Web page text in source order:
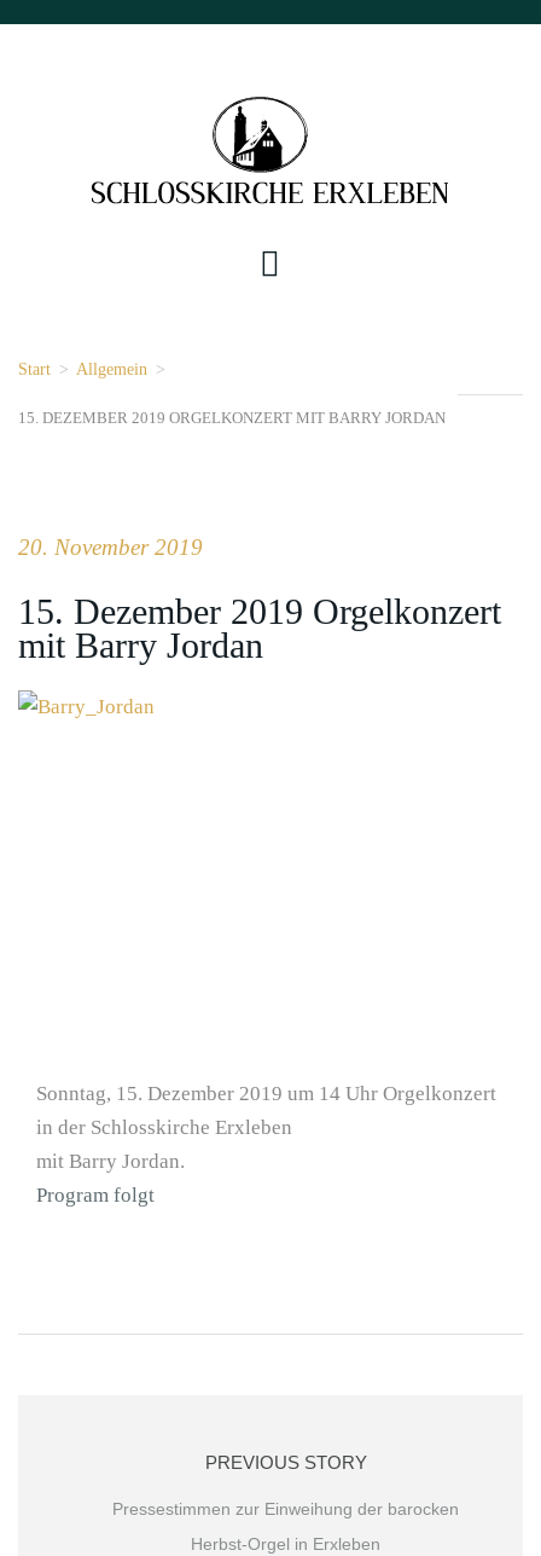
Start > Allgemein >
15. DEZEMBER 2019 ORGELKONZERT MIT BARRY JORDAN
20. November 2019
15. Dezember 2019 Orgelkonzert
mit Barry Jordan
Sonntag, 15. Dezember 2019 um 14 Uhr Orgelkonzert
in der Schlosskirche Erxleben
mit Barry Jordan.
Program folgt
PREVIOUS STORY
Pressestimmen zur Einweihung der barocken
Herbst-Orgel in Erxleben